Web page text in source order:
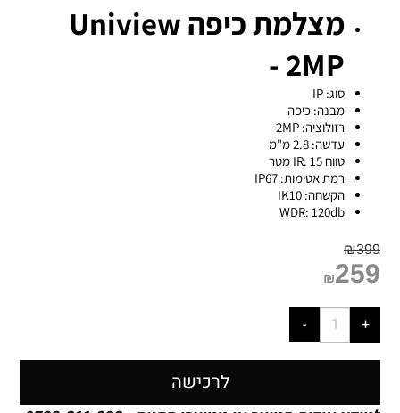
מצלמת כיפה Uniview
2MP -
סוג: IP
מבנה: כיפה
רזולוציה: 2MP
עדשה: 2.8 מ"מ
טווח IR: 15 מטר
רמת אטימות: IP67
הקשחה: IK10
WDR: 120db
₪399
₪259
לרכישה